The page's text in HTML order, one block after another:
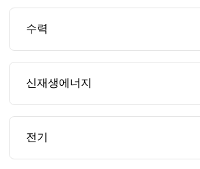
수력
신재생에너지
전기